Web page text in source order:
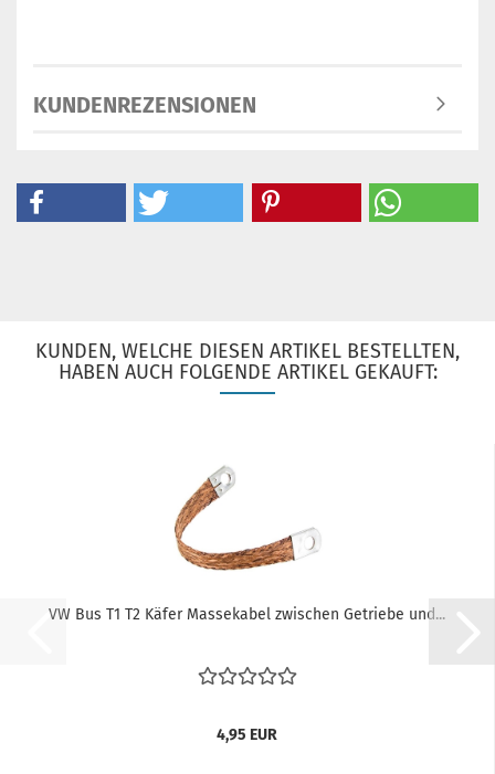
KUNDENREZENSIONEN
KUNDEN, WELCHE DIESEN ARTIKEL BESTELLTEN,
HABEN AUCH FOLGENDE ARTIKEL GEKAUFT:
VW Bus T1 T2 Käfer Massekabel zwischen Getriebe und...
4,95 EUR